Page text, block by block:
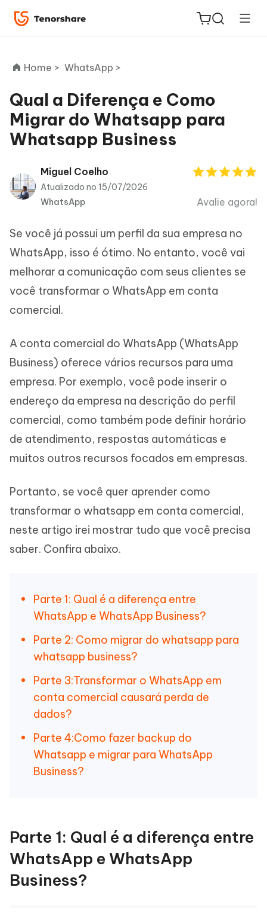
ReiBoot
for iOS
PDNob
PDF
Editor
Novo
iAnyGo
Home > WhatsApp >
Qual a Diferença e Como
Migrar do Whatsapp para
Whatsapp Business
Miguel Coelho
Atualizado no 15/07/2026
WhatsApp
Avalie agora!
Se você já possui um perfil da sua empresa no
WhatsApp, isso é ótimo. No entanto, você vai
melhorar a comunicação com seus clientes se
você transformar o WhatsApp em conta
comercial.
A conta comercial do WhatsApp (WhatsApp
Business) oferece vários recursos para uma
empresa. Por exemplo, você pode inserir o
endereço da empresa na descrição do perfil
comercial, como também pode definir horário
de atendimento, respostas automáticas e
muitos outros recursos focados em empresas.
Portanto, se você quer aprender como
transformar o whatsapp em conta comercial,
neste artigo irei mostrar tudo que você precisa
saber. Confira abaixo.
Parte 1: Qual é a diferença entre
WhatsApp e WhatsApp Business?
Parte 2: Como migrar do whatsapp para
whatsapp business?
Parte 3:Transformar o WhatsApp em
conta comercial causará perda de
dados?
Parte 4:Como fazer backup do
Whatsapp e migrar para WhatsApp
Business?
Parte 1: Qual é a diferença entre
WhatsApp e WhatsApp
Business?